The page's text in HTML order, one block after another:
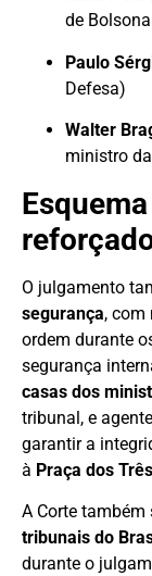
de
Paulo
Defesa)
Walter
ministro
O julgamento
segurança, com
ordem durante
segurança
casas dos
tribunal, e
garantir a
à Praça dos
A Corte
tribunais do
durante o